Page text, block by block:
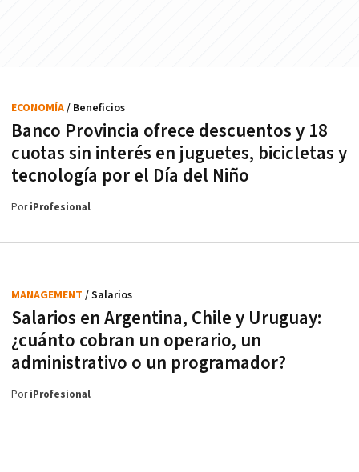
Banco Provincia ofrece descuentos y 18
cuotas sin interés en juguetes, bicicletas y
tecnología por el Día del Niño
ECONOMÍA/ Beneficios
PoriProfesional
Salarios en Argentina, Chile y Uruguay:
¿cuánto cobran un operario, un
administrativo o un programador?
MANAGEMENT / Salarios
PoriProfesional